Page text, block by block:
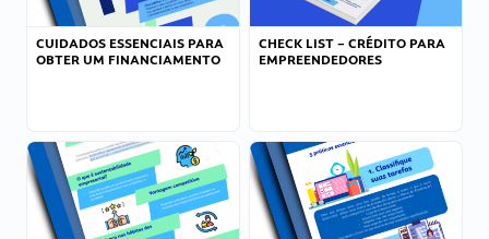
CUIDADOS ESSENCIAIS PARA
OBTER UM FINANCIAMENTO
CHECK LIST – CRÉDITO PARA
EMPREENDEDORES